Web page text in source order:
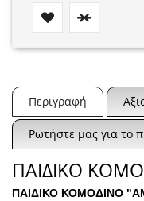
Περιγραφή
Ρωτήστε μας για το
ΠΑΙΔΙΚΟ
ΠΑΙΔΙΚΟ ΚΟΜΟΔΙΝΟ